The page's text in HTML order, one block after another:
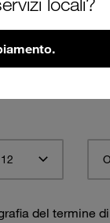
tutti i
per rotaie,
del termine